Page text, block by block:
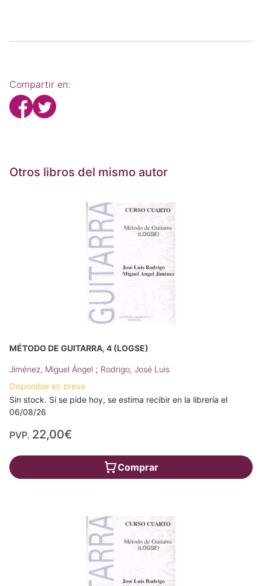
Compartir en:
Otros libros del mismo autor
MÉTODO DE GUITARRA, 4 (LOGSE)
Jiménez, Miguel Ángel ; Rodrigo, José Luis
Disponible en breve
Sin stock. Si se pide hoy, se estima recibir en la librería el
06/08/26
PVP. 22,00€
Comprar